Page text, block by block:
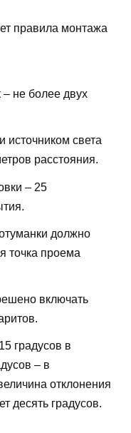
правила монтажа
– не более двух
источником света
расстояния.
– 25
должно
точка проема
включать
градусов в
– в
отклонения
десять градусов.